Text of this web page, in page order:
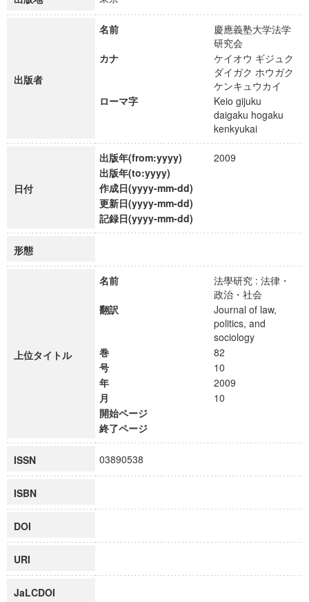
出版者
名前
慶應義塾大学法学
研究会
カナ
ケイオウ ギジュク
ダイガク ホウガク
ケンキュウカイ
ローマ字
Keio gijuku
daigaku hogaku
kenkyukai
日付
出版年(from:yyyy)
2009
出版年(to:yyyy)
作成日(yyyy-mm-dd)
更新日(yyyy-mm-dd)
記録日(yyyy-mm-dd)
形態
上位タイトル
名前
法學研究 : 法律・
政治・社会
翻訳
Journal of law,
politics, and
sociology
巻
82
号
10
年
2009
月
10
開始ページ
終了ページ
ISSN 03890538
ISBN
DOI
URI
JaLCDOI